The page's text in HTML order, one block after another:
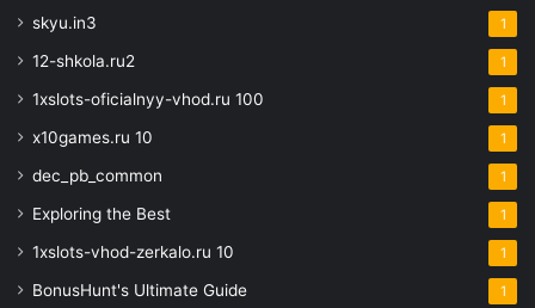
skyu.in3 1
12-shkola.ru2 1
1xslots-oficialnyy-vhod.ru 100 1
x10games.ru 10 1
dec_pb_common 1
Exploring the Best 1
1xslots-vhod-zerkalo.ru 10 1
BonusHunt's Ultimate Guide 1